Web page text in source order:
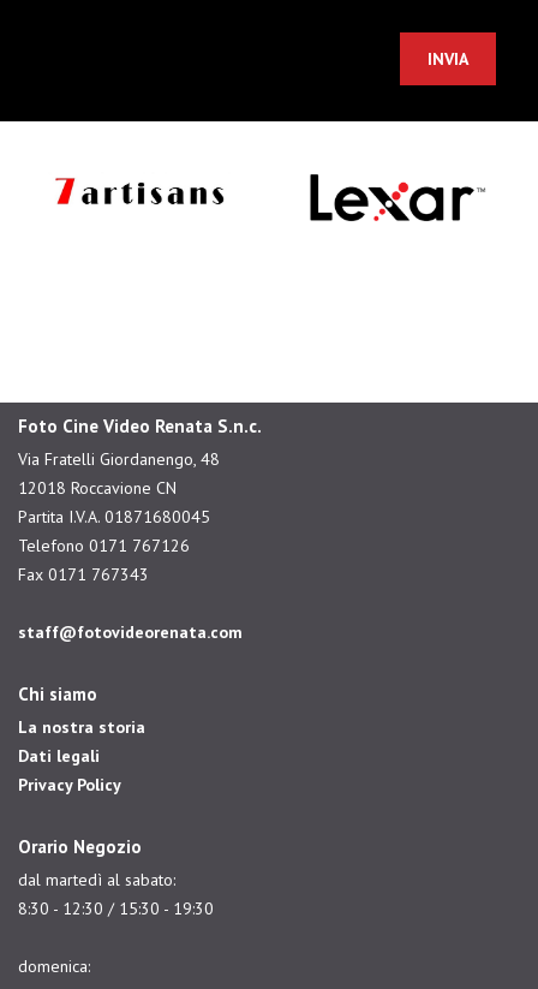
Foto Cine Video Renata S.n.c.
Via Fratelli Giordanengo, 48
12018 Roccavione CN
Partita I.V.A. 01871680045
Telefono 0171 767126
Fax 0171 767343
staff@fotovideorenata.com
Chi siamo
La nostra storia
Dati legali
Privacy Policy
Orario Negozio
dal martedì al sabato:
8:30 - 12:30 / 15:30 - 19:30
domenica: